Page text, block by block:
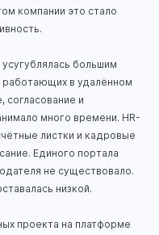
компании это стало
большим
работающих в удалённом
и
много времени. HR-
листки и кадровые
Единого портала
не существовало.
низкой.
проекта на платформе